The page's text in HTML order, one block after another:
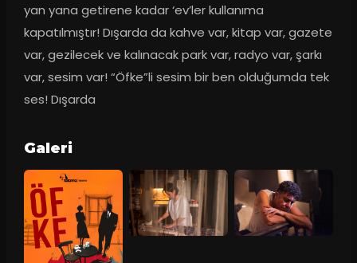
yan yana getirene kadar ‘ev’ler kullanıma
kapatılmıştır! Dışarda da kahve var, kitap var, gazete
var, gezilecek ve kalınacak park var, radyo var, şarkı
var, sesim var! “Öfke”li sesim bir ben olduğumda tek
ses! Dışarda
Galeri